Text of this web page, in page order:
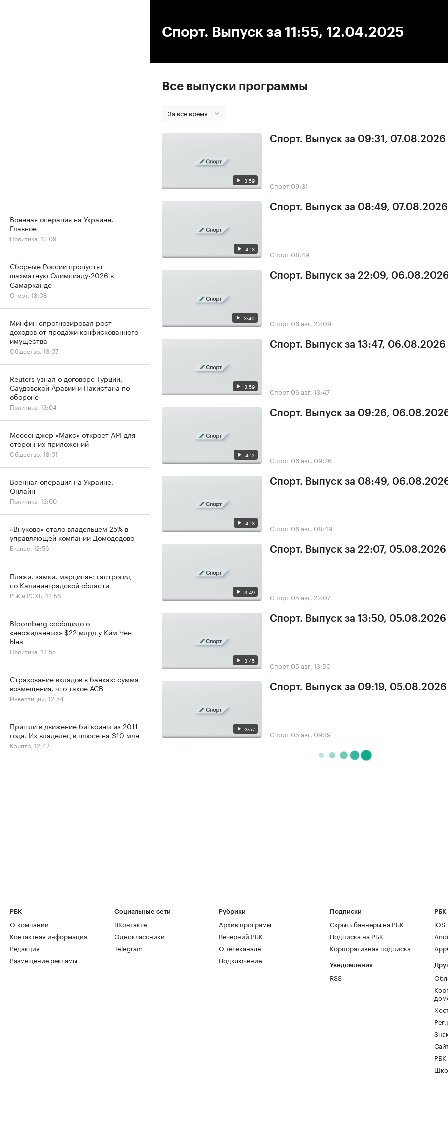
Спорт. Выпуск за 11:55, 12.04.2025
Все выпуски программы
За все время
3:59
Спорт. Выпуск за 09:31, 07.08.2026
Спорт 09:31
4:13
Спорт. Выпуск за 08:49, 07.08.2026
Спорт 08:49
3:40
Спорт. Выпуск за 22:09,
Спорт 06 авг, 22:09
3:59
Спорт. Выпуск за 13:47, 06.08.2026
Спорт 06 авг, 13:47
4:12
Спорт. Выпуск за 09:26,
Спорт 06 авг, 09:26
4:13
Спорт. Выпуск за 08:49,
Спорт 06 авг, 08:49
3:49
Спорт. Выпуск за 22:07, 05.08.2026
Спорт 05 авг, 22:07
3:45
Спорт. Выпуск за 13:50, 05.08.2026
Спорт 05 авг, 13:50
3:57
Спорт. Выпуск за 09:19, 05.08.2026
Спорт 05 авг, 09:19
Военная операция на Украине.
Главное
Политика, 13:09
Сборные России пропустят
шахматную Олимпиаду-2026 в
Самарканде
Спорт, 13:08
Минфин спрогнозировал рост
доходов от продажи конфискованного
имущества
Общество, 13:07
Reuters узнал о договоре Турции,
Саудовской Аравии и Пакистана по
обороне
Политика, 13:04
Мессенджер «Макс» откроет API для
сторонних приложений
Общество, 13:01
Военная операция на Украине.
Онлайн
Политика, 13:00
«Внуково» стало владельцем 25% в
управляющей компании Домодедово
Бизнес, 12:56
Пляжи, замки, марципан: гастрогид
по Калининградской области
РБК и РСХБ, 12:56
Bloomberg сообщило о
«неожиданных» $22 млрд у Ким Чен
Ына
Политика, 12:55
Страхование вкладов в банках: сумма
возмещения, что такое АСВ
Инвестиции, 12:54
Пришли в движение биткоины из 2011
года. Их владелец в плюсе на $10 млн
Крипто, 12:47
РБК
О компании
Контактная информация
Редакция
Размещение рекламы
Социальные сети
ВКонтакте
Одноклассники
Telegram
Рубрики
Архив программ
Вечерний РБК
О телеканале
Подключение
Подписки
Скрыть баннеры на РБК
Подписка на РБК
Корпоративная подписка
Уведомления
RSS
РБК
iOS